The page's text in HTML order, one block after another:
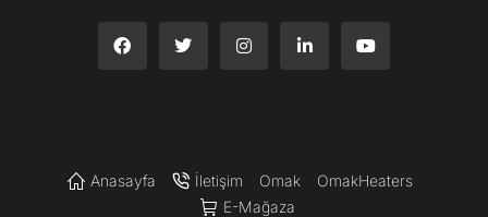
Anasayfa İletişim Omak
OmakHeaters
E-Mağaza